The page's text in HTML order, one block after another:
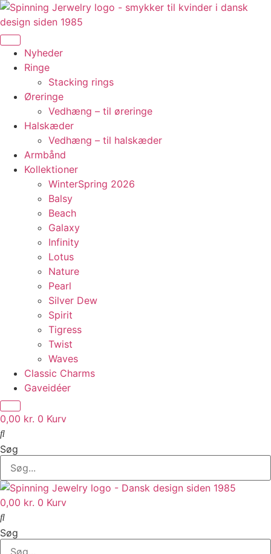
Videre
til
indhold
Nyheder
Ringe
Stacking rings
Øreringe
Vedhæng – til øreringe
Halskæder
Vedhæng – til halskæder
Armbånd
Kollektioner
WinterSpring 2026
Balsy
Beach
Galaxy
Infinity
Lotus
Nature
Pearl
Silver Dew
Spirit
Tigress
Twist
Waves
Classic Charms
Gaveidéer
0,00 kr. 0 Kurv
Søg
0,00 kr. 0 Kurv
Søg